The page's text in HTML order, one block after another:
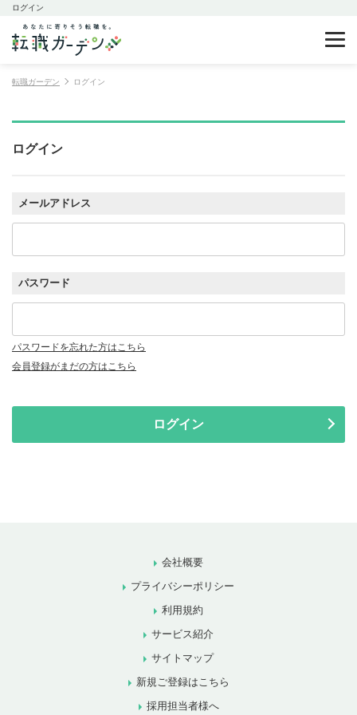
ログイン
転職ガーデン ログイン
ログイン
メールアドレス
パスワード
パスワードを忘れた方はこちら
会員登録がまだの方はこちら
ログイン
会社概要
プライバシーポリシー
利用規約
サービス紹介
サイトマップ
新規ご登録はこちら
採用担当者様へ